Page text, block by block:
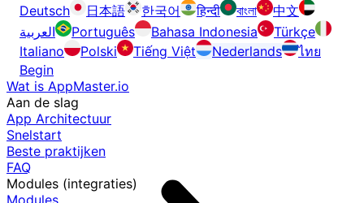
Deutsch
日本語 한국어 हिन्दी বাংলা
中文
العربية
Português Bahasa Indonesia
Türkçe
Italiano
Polski Tiếng Việt Nederlands
ไทย
Begin
Wat is AppMaster.io
Aan de slag
App Architectuur
Snelstart
Beste praktijken
FAQ
Modules (integraties)
Modules